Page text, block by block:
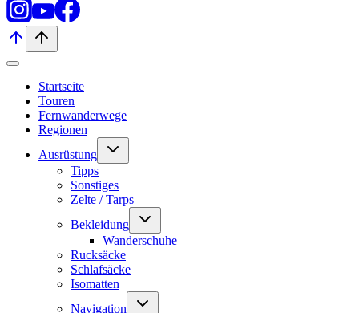
Startseite
Touren
Fernwanderwege
Regionen
Ausrüstung
Untermenü
Tipps
Sonstiges
Zelte / Tarps
Bekleidung
Untermenü
Wanderschuhe
Rucksäcke
Schlafsäcke
Isomatten
Navigation
Untermenü